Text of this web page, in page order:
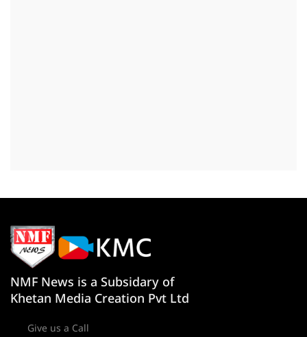
NMF News is a Subsidary of
Khetan Media Creation Pvt Ltd
Give us a Call